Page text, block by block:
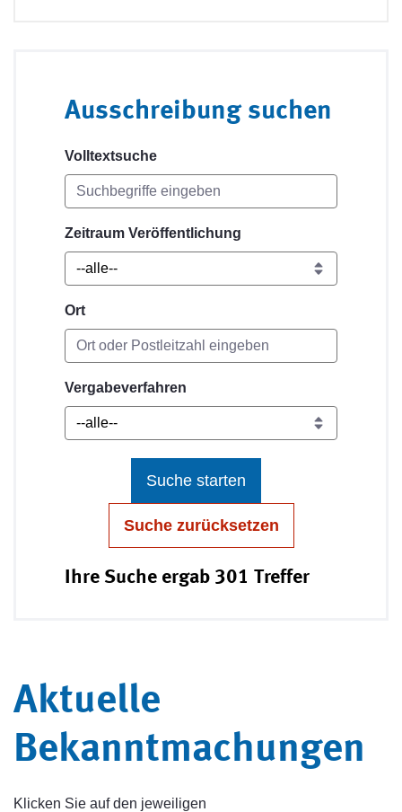
Ausschreibung suchen
Volltextsuche
Zeitraum Veröffentlichung
Ort
Vergabeverfahren
Suche starten
Suche zurücksetzen
Ihre Suche ergab 301 Treffer
Aktuelle
Bekanntmachungen
Klicken Sie auf den jeweiligen